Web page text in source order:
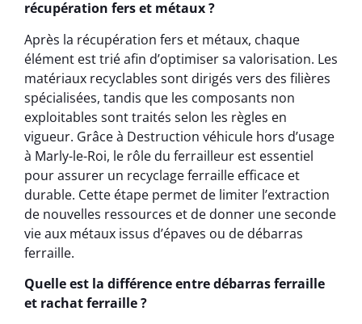
récupération fers et métaux ?
Après la récupération fers et métaux, chaque
élément est trié afin d’optimiser sa valorisation. Les
matériaux recyclables sont dirigés vers des filières
spécialisées, tandis que les composants non
exploitables sont traités selon les règles en
vigueur. Grâce à Destruction véhicule hors d’usage
à Marly-le-Roi, le rôle du ferrailleur est essentiel
pour assurer un recyclage ferraille efficace et
durable. Cette étape permet de limiter l’extraction
de nouvelles ressources et de donner une seconde
vie aux métaux issus d’épaves ou de débarras
ferraille.
Quelle est la différence entre débarras ferraille
et rachat ferraille ?